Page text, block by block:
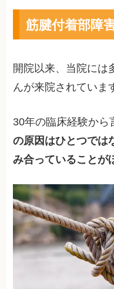
筋腱付着部障
開院以来、当院には
んが来院されていま
30年の臨床経験から
の原因はひとつでは
み合っていることが